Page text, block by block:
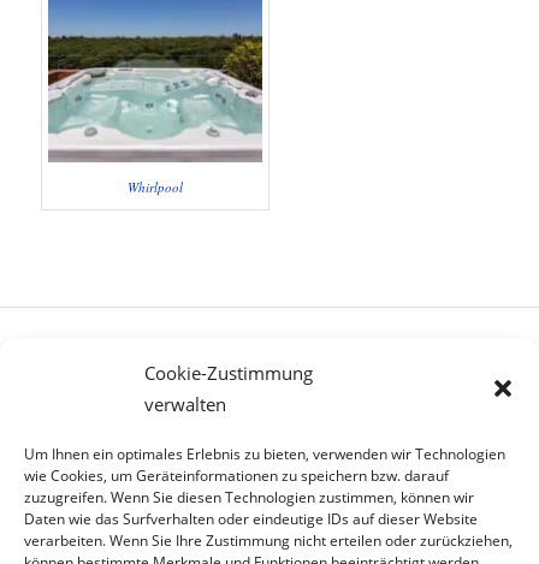
Cookie-Zustimmung
verwalten
Um Ihnen ein optimales Erlebnis zu bieten, verwenden wir Technologien
wie Cookies, um Geräteinformationen zu speichern bzw. darauf
zuzugreifen. Wenn Sie diesen Technologien zustimmen, können wir
Daten wie das Surfverhalten oder eindeutige IDs auf dieser Website
verarbeiten. Wenn Sie Ihre Zustimmung nicht erteilen oder zurückziehen,
Whirlpool